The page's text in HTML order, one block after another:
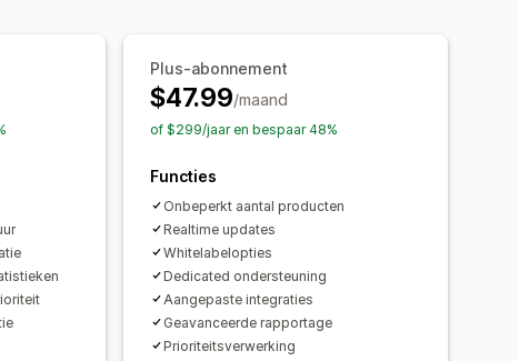
Plus-abonnement
$47.99/maand
of $299/jaar en bespaar 48%
Functies
Onbeperkt aantal producten
Realtime updates
Whitelabelopties
Dedicated ondersteuning
Aangepaste integraties
Geavanceerde rapportage
Prioriteitsverwerking